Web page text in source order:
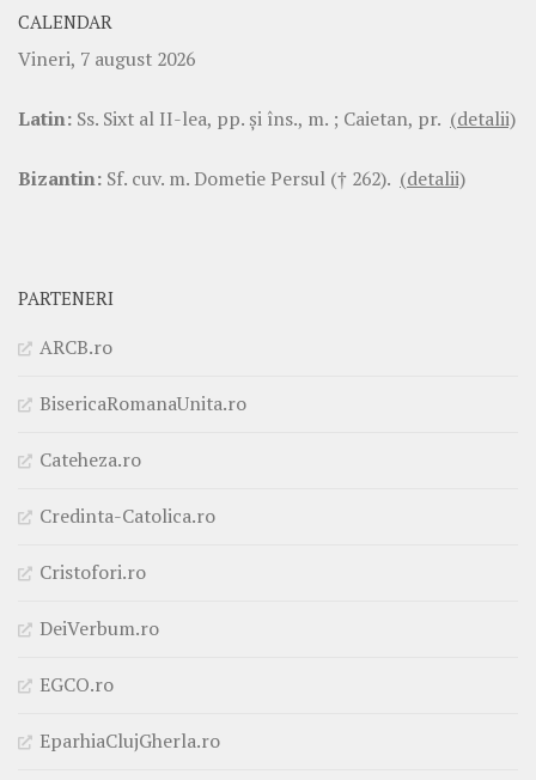
CALENDAR
Vineri, 7 august 2026
Latin: Ss. Sixt al II-lea, pp. şi îns., m. ; Caietan, pr. (detalii)
Bizantin: Sf. cuv. m. Dometie Persul († 262). (detalii)
PARTENERI
ARCB.ro
BisericaRomanaUnita.ro
Cateheza.ro
Credinta-Catolica.ro
Cristofori.ro
DeiVerbum.ro
EGCO.ro
EparhiaClujGherla.ro